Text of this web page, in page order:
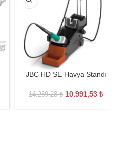
JBC HD SE Havya Standı
14.259,28₺ 10.991,53 ₺